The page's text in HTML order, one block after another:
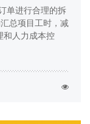
单进行合理的拆
总项目工时，减
和人力成本控